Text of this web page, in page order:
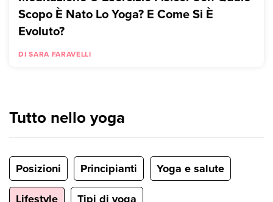
Scopo È Nato Lo Yoga? E Come Si È
Evoluto?
DI SARA FARAVELLI
Tutto nello yoga
Posizioni Principianti
Yoga e salute